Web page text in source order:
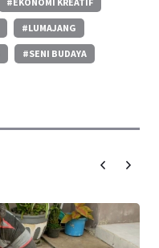
#LUMAJANG
#SENI BUDAYA